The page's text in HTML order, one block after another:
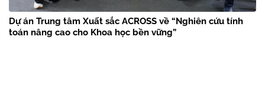
Dự án Trung tâm Xuất sắc ACROSS về “Nghiên cứu tính
toán nâng cao cho Khoa học bền vững”